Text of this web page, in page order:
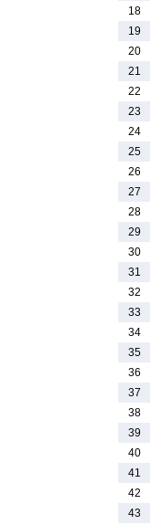
18
19
20
21
22
23
24
25
26
27
28
29
30
31
32
33
34
35
36
37
38
39
40
41
42
43